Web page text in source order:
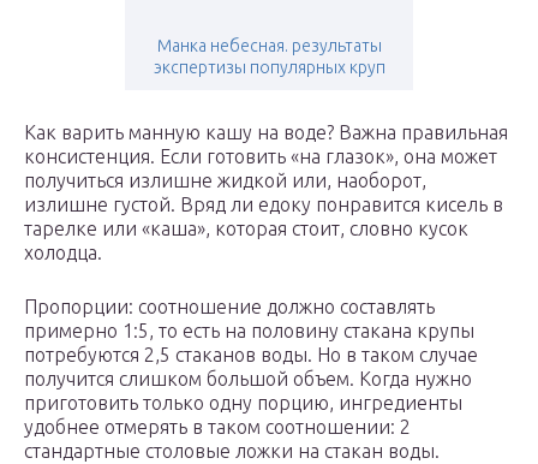
Манка небесная. результаты
экспертизы популярных круп
Как варить манную кашу на воде? Важна правильная
консистенция. Если готовить «на глазок», она может
получиться излишне жидкой или, наоборот,
излишне густой. Вряд ли едоку понравится кисель в
тарелке или «каша», которая стоит, словно кусок
холодца.
Пропорции: соотношение должно составлять
примерно 1:5, то есть на половину стакана крупы
потребуются 2,5 стаканов воды. Но в таком случае
получится слишком большой объем. Когда нужно
приготовить только одну порцию, ингредиенты
удобнее отмерять в таком соотношении: 2
стандартные столовые ложки на стакан воды.